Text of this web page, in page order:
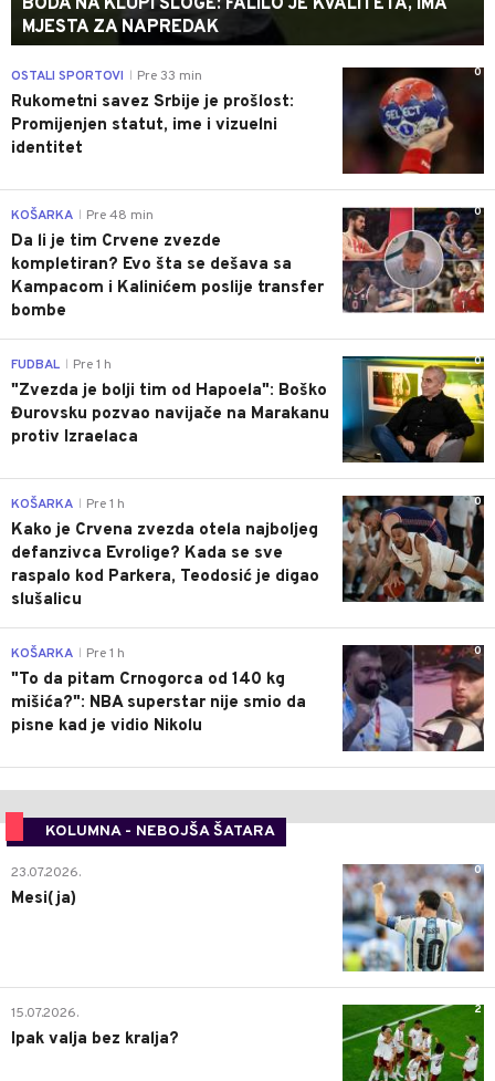
MJESTA ZA NAPREDAK
0
OSTALI SPORTOVI Pre 33 min
Rukometni savez Srbije je prošlost:
Promijenjen statut, ime i vizuelni
identitet
0
KOŠARKA Pre 48 min
Da li je tim Crvene zvezde
kompletiran? Evo šta se dešava sa
Kampacom i Kalinićem poslije transfer
bombe
0
FUDBAL Pre 1 h
"Zvezda je bolji tim od Hapoela": Boško
Đurovsku pozvao navijače na Marakanu
protiv Izraelaca
0
KOŠARKA Pre 1 h
Kako je Crvena zvezda otela najboljeg
defanzivca Evrolige? Kada se sve
raspalo kod Parkera, Teodosić je digao
slušalicu
0
KOŠARKA Pre 1 h
"To da pitam Crnogorca od 140 kg
mišića?": NBA superstar nije smio da
pisne kad je vidio Nikolu
KOLUMNA - NEBOJŠA ŠATARA
0
23.07.2026.
Mesi(ja)
2
15.07.2026.
Ipak valja bez kralja?